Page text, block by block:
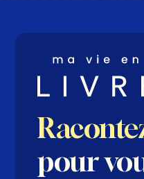
pour